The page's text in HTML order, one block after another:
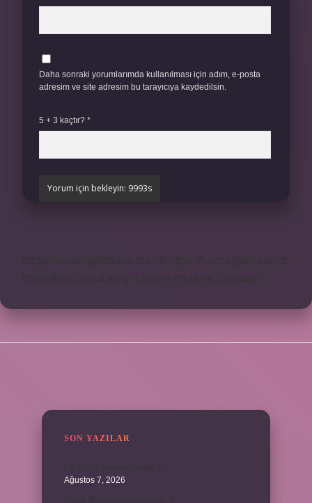
Daha sonraki yorumlarımda kullanılması için adım, e-posta
adresim ve site adresim bu tarayıcıya kaydedilsin.
5 + 3 kaçtır? *
SON YAZILAR
Ağustos 7, 2026